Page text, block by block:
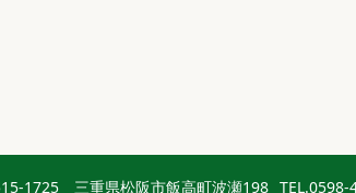
1725 三重県松阪市飯高町波瀬198 TEL.0598-